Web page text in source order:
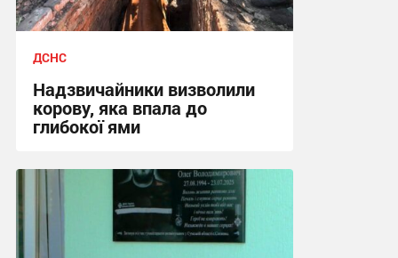
ДСНС
Надзвичайники визволили
корову, яка впала до
глибокої ями
17:02, 3.08.2026